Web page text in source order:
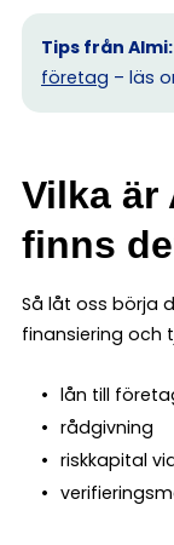
Tips från Almi:
företag – läs
Vilka är
finns
Så låt oss börja
finansiering och
lån till
rådgivning
riskkapital